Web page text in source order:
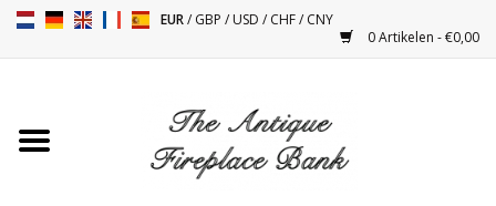
EUR/GBP /USD /CHF/CNY
0 Artikelen - €0,00